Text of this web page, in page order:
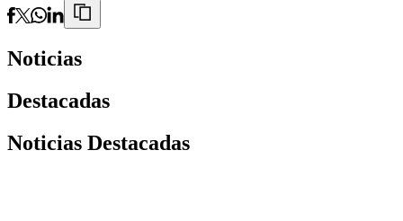
Noticias
Destacadas
Noticias Destacadas